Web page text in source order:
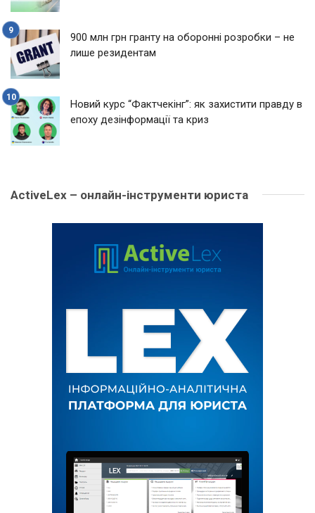
900 млн грн гранту на оборонні розробки – не
лише резидентам
Новий курс “Фактчекінг”: як захистити правду в
епоху дезінформації та криз
ActiveLex – онлайн-інструменти юриста